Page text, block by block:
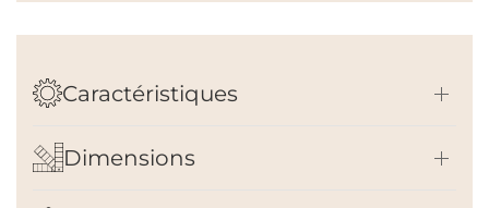
Caractéristiques
Dimensions